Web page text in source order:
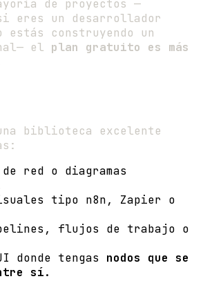
de proyectos —
eres un desarrollador
estás construyendo un
el plan gratuito es más
biblioteca excelente
red o diagramas
tipo n8n, Zapier o
flujos de trabajo o
donde tengas nodos que se
sí.